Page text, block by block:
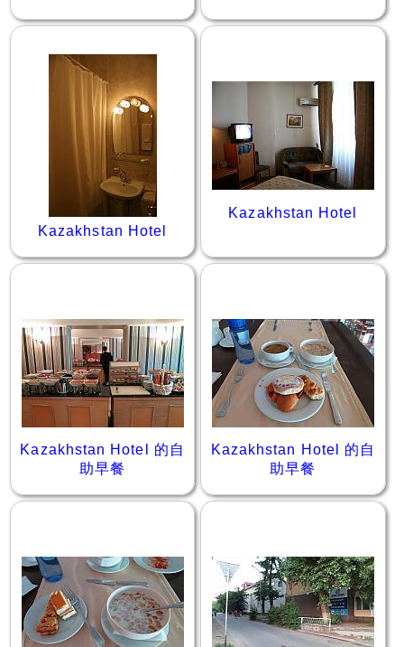
Kazakhstan Hotel
Kazakhstan Hotel
Kazakhstan Hotel 的自
助早餐
Kazakhstan Hotel 的自
助早餐